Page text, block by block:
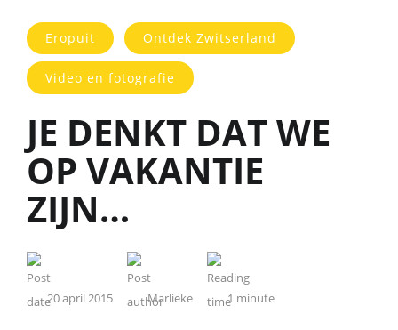
Eropuit Ontdek Zwitserland
Video en fotografie
JE DENKT DAT WE
OP VAKANTIE
ZIJN…
20 april 2015 Marlieke 1 minute